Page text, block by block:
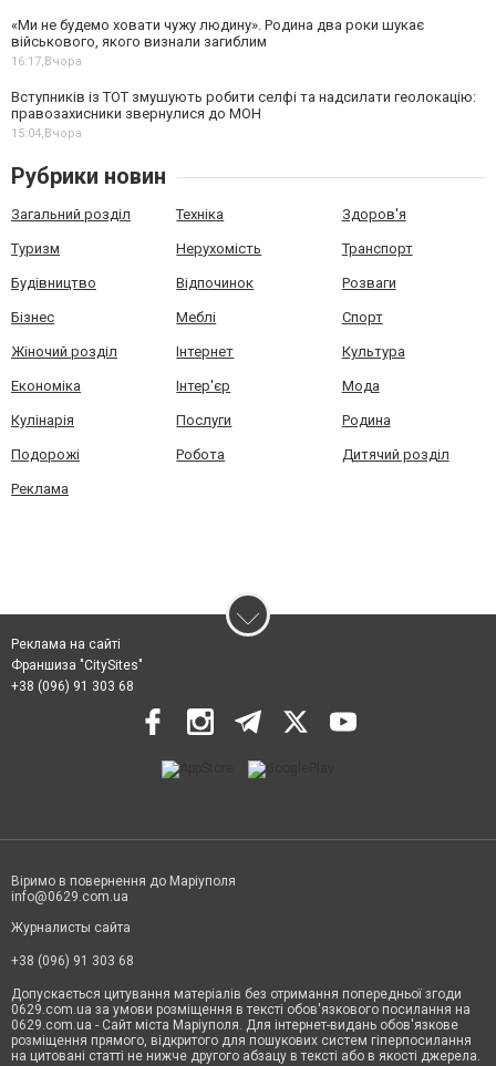
«Ми не будемо ховати чужу людину». Родина два роки шукає
військового, якого визнали загиблим
16:17,Вчора
Вступників із ТОТ змушують робити селфі та надсилати геолокацію:
правозахисники звернулися до МОН
15:04,Вчора
Рубрики новин
Загальний розділ Техніка Здоров'я
Туризм Нерухомість Транспорт
Будівництво Відпочинок Розваги
Бізнес Меблі Спорт
Жіночий розділ Інтернет Культура
Економіка Інтер'єр Мода
Кулінарія Послуги Родина
Подорожі Робота Дитячий розділ
Реклама
Реклама на сайті
Франшиза "CitySites"
+38 (096) 91 303 68
Віримо в повернення до Маріуполя
info@0629.com.ua
Журналисты сайта
+38 (096) 91 303 68
Допускається цитування матеріалів без отримання попередньої згоди
0629.com.ua за умови розміщення в тексті обов'язкового посилання на
0629.com.ua - Сайт міста Маріуполя. Для інтернет-видань обов'язкове
розміщення прямого, відкритого для пошукових систем гіперпосилання
на цитовані статті не нижче другого абзацу в тексті або в якості джерела.